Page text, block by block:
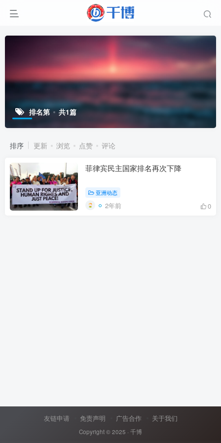
排名第 共1篇
排序 更新 浏览 点赞 评论
菲律宾民主国家排名再次下降
亚洲动态
2年前 0
友链申请 免责声明 广告合作 关于我们
Copyright © 2025 · 千博